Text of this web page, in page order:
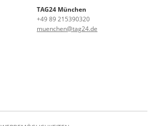
TAG24 München
+49 89 215390320
muenchen@tag24.de